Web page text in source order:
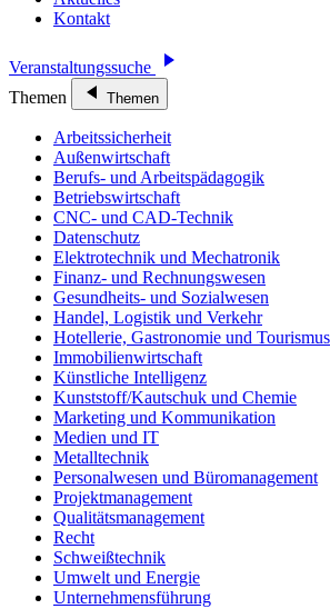
Kontakt
Veranstaltungssuche
Themen
Themen
Arbeitssicherheit
Außenwirtschaft
Berufs- und Arbeitspädagogik
Betriebswirtschaft
CNC- und CAD-Technik
Datenschutz
Elektrotechnik und Mechatronik
Finanz- und Rechnungswesen
Gesundheits- und Sozialwesen
Handel, Logistik und Verkehr
Hotellerie, Gastronomie und Tourismus
Immobilienwirtschaft
Künstliche Intelligenz
Kunststoff/Kautschuk und Chemie
Marketing und Kommunikation
Medien und IT
Metalltechnik
Personalwesen und Büromanagement
Projektmanagement
Qualitätsmanagement
Recht
Schweißtechnik
Umwelt und Energie
Unternehmensführung